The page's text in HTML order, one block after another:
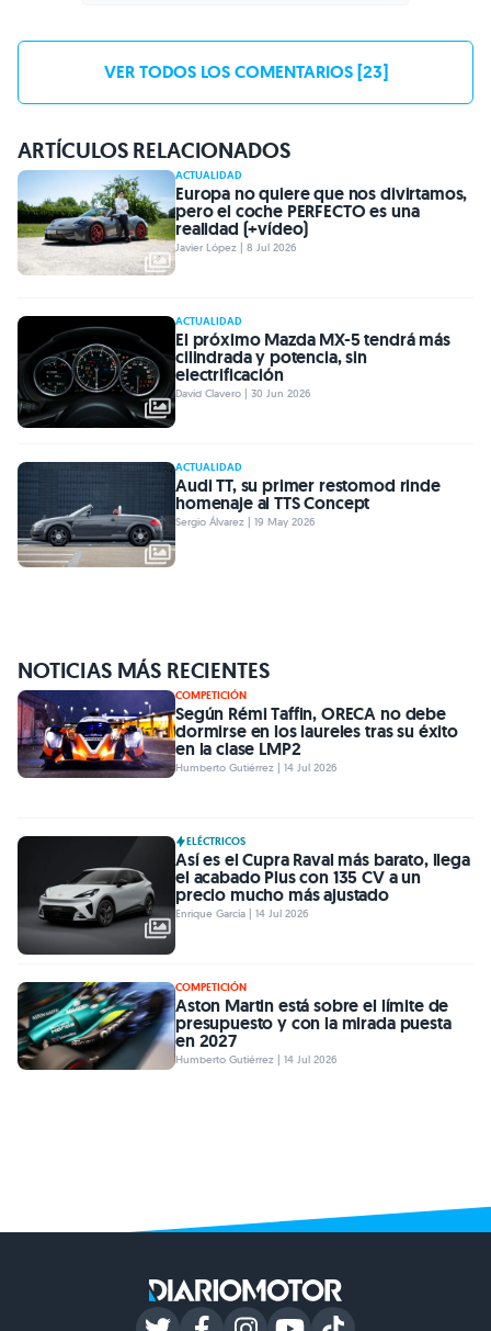
VER TODOS LOS COMENTARIOS [23]
ARTÍCULOS RELACIONADOS
ACTUALIDAD
Europa no quiere que nos divirtamos,
pero el coche PERFECTO es una
realidad (+vídeo)
Javier López | 8 Jul 2026
ACTUALIDAD
El próximo Mazda MX-5 tendrá más
cilindrada y potencia, sin
electrificación
David Clavero | 30 Jun 2026
ACTUALIDAD
Audi TT, su primer restomod rinde
homenaje al TTS Concept
Sergio Álvarez | 19 May 2026
NOTICIAS MÁS RECIENTES
COMPETICIÓN
Según Rémi Taffin, ORECA no debe
dormirse en los laureles tras su éxito
en la clase LMP2
Humberto Gutiérrez | 14 Jul 2026
ELÉCTRICOS
Así es el Cupra Raval más barato, llega
el acabado Plus con 135 CV a un
precio mucho más ajustado
Enrique García | 14 Jul 2026
COMPETICIÓN
Aston Martin está sobre el límite de
presupuesto y con la mirada puesta
en 2027
Humberto Gutiérrez | 14 Jul 2026